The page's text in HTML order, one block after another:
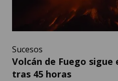
Sucesos
Volcán de Fuego
tras 45 horas